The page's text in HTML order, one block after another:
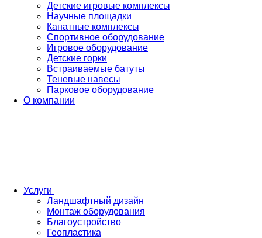
Детские игровые комплексы
Научные площадки
Канатные комплексы
Спортивное оборудование
Игровое оборудование
Детские горки
Встраиваемые батуты
Теневые навесы
Парковое оборудование
О компании
Услуги
Ландшафтный дизайн
Монтаж оборудования
Благоустройство
Геопластика